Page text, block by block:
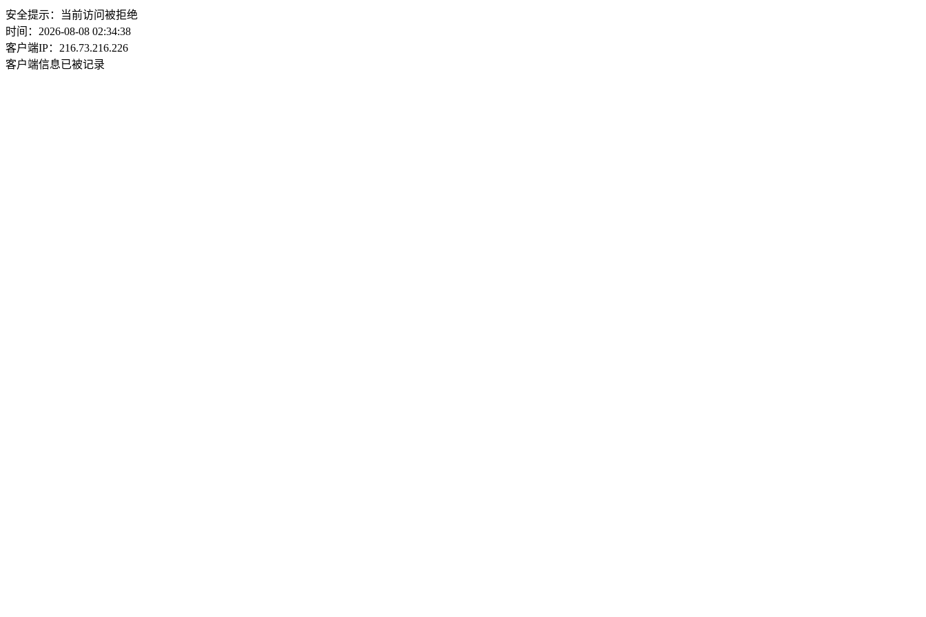
安全提示：当前访问被拒绝
时间：2026-08-08 02:34:38
客户端IP：216.73.216.226
客户端信息已被记录